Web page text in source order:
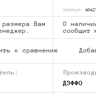
Вам
к сравнению
Артикул:
О
сообщит
ДЭФФО